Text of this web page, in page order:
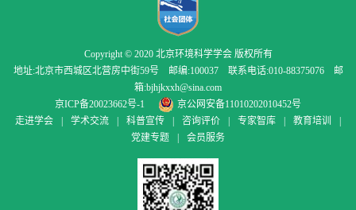
Copyright © 2020 北京环境科学学会 版权所有
地址:北京市西城区北营房中街59号 邮编:100037 联系电话:010-88375076 邮
箱:bjhjkxxh@sina.com
京ICP备20023662号-1
京公网安备11010202010452号
走进学会
学术交流 科普宣传 咨询评价 专家智库 教育培训
党建专题
会员服务